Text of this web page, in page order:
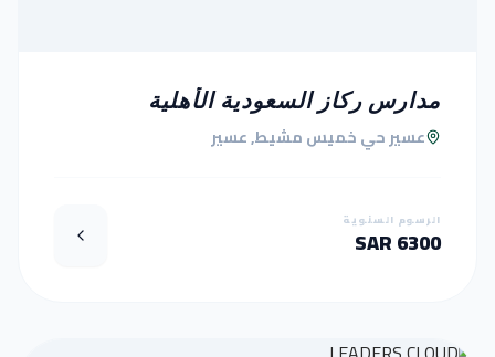
مدارس ركاز السعودية الأهلية
عسير حي خميس مشيط, عسير
الرسوم السنوية
6300 SAR